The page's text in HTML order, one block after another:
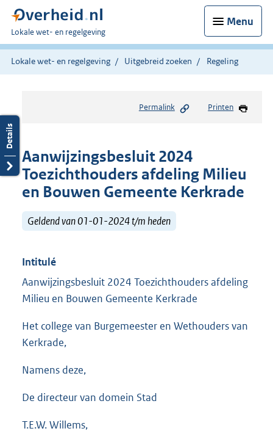
Menu
U
bent
hier:
Lokale wet- en regelgeving
Lokale wet- en regelgeving Uitgebreid zoeken Regeling
Permalink Printen
Aanwijzingsbesluit 2024
Toezichthouders afdeling Milieu
en Bouwen Gemeente Kerkrade
Geldend van 01-01-2024 t/m heden
Intitulé
Aanwijzingsbesluit 2024 Toezichthouders afdeling
Milieu en Bouwen Gemeente Kerkrade
Het college van Burgemeester en Wethouders van
Kerkrade,
Namens deze,
De directeur van domein Stad
T.E.W. Willems,